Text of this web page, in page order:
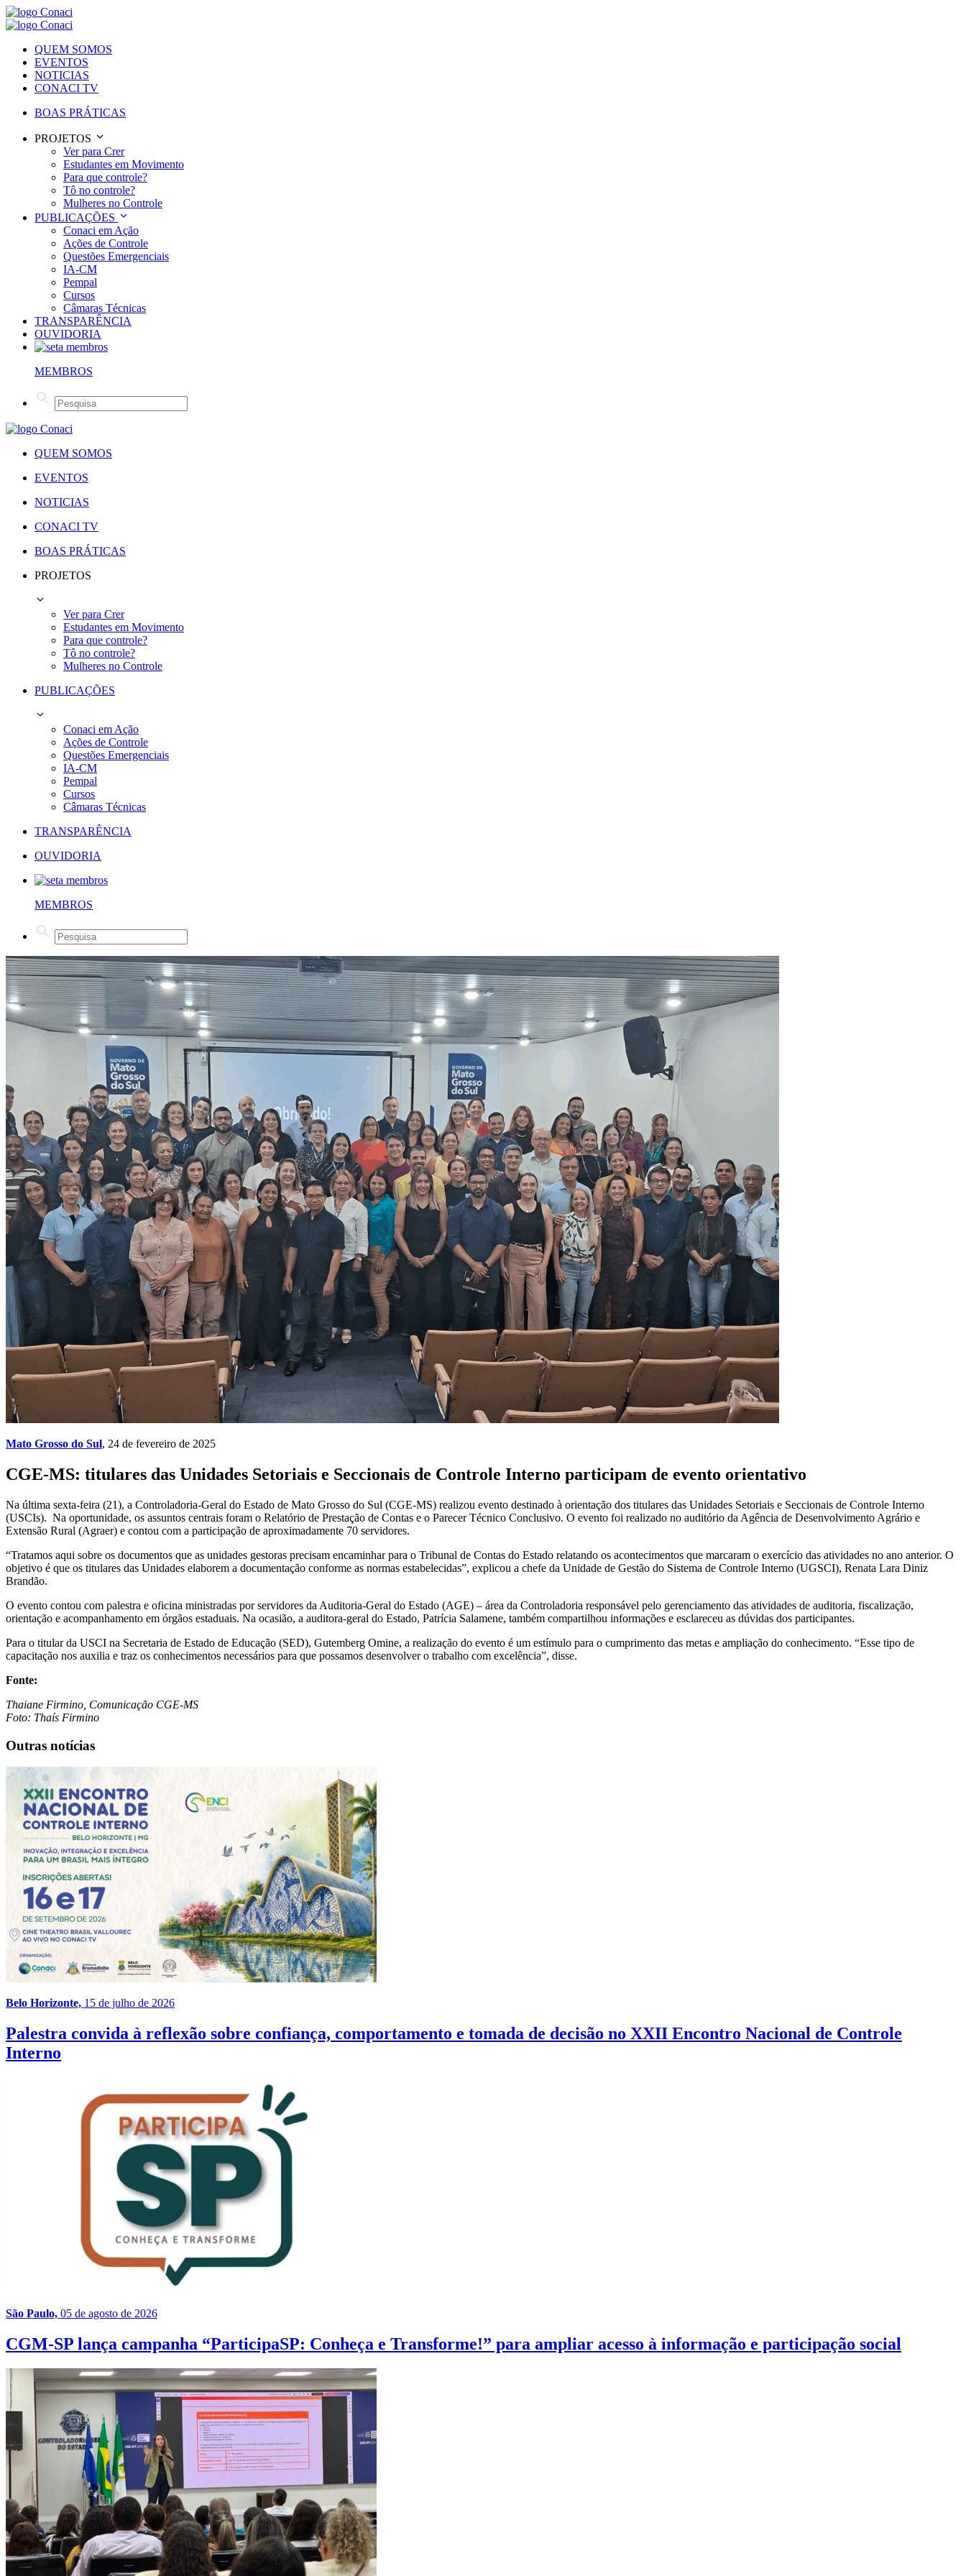
QUEM SOMOS
EVENTOS
NOTICIAS
CONACI TV
BOAS PRÁTICAS
PROJETOS
Ver para Crer
Estudantes em Movimento
Para que controle?
Tô no controle?
Mulheres no Controle
PUBLICAÇÕES
Conaci em Ação
Ações de Controle
Questões Emergenciais
IA-CM
Pempal
Cursos
Câmaras Técnicas
TRANSPARÊNCIA
OUVIDORIA
MEMBROS
QUEM SOMOS
EVENTOS
NOTICIAS
CONACI TV
BOAS PRÁTICAS
PROJETOS
Ver para Crer
Estudantes em Movimento
Para que controle?
Tô no controle?
Mulheres no Controle
PUBLICAÇÕES
Conaci em Ação
Ações de Controle
Questões Emergenciais
IA-CM
Pempal
Cursos
Câmaras Técnicas
TRANSPARÊNCIA
OUVIDORIA
MEMBROS
Mato Grosso do Sul, 24 de fevereiro de 2025
CGE-MS: titulares das Unidades Setoriais e Seccionais de Controle Interno participam de evento orientativo
Na última sexta-feira (21), a Controladoria-Geral do Estado de Mato Grosso do Sul (CGE-MS) realizou evento destinado à orientação dos titulares das Unidades Setoriais e Seccionais de Controle Interno
(USCIs). Na oportunidade, os assuntos centrais foram o Relatório de Prestação de Contas e o Parecer Técnico Conclusivo. O evento foi realizado no auditório da Agência de Desenvolvimento Agrário e
Extensão Rural (Agraer) e contou com a participação de aproximadamente 70 servidores.
“Tratamos aqui sobre os documentos que as unidades gestoras precisam encaminhar para o Tribunal de Contas do Estado relatando os acontecimentos que marcaram o exercício das atividades no ano anterior. O
objetivo é que os titulares das Unidades elaborem a documentação conforme as normas estabelecidas”, explicou a chefe da Unidade de Gestão do Sistema de Controle Interno (UGSCI), Renata Lara Diniz
Brandão.
O evento contou com palestra e oficina ministradas por servidores da Auditoria-Geral do Estado (AGE) – área da Controladoria responsável pelo gerenciamento das atividades de auditoria, fiscalização,
orientação e acompanhamento em órgãos estaduais. Na ocasião, a auditora-geral do Estado, Patrícia Salamene, também compartilhou informações e esclareceu as dúvidas dos participantes.
Para o titular da USCI na Secretaria de Estado de Educação (SED), Gutemberg Omine, a realização do evento é um estímulo para o cumprimento das metas e ampliação do conhecimento. “Esse tipo de
capacitação nos auxilia e traz os conhecimentos necessários para que possamos desenvolver o trabalho com excelência”, disse.
Fonte:
Thaiane Firmino, Comunicação CGE-MS
Foto: Thaís Firmino
Outras notícias
Belo Horizonte, 15 de julho de 2026
Palestra convida à reflexão sobre confiança, comportamento e tomada de decisão no XXII Encontro Nacional de Controle
Interno
São Paulo, 05 de agosto de 2026
CGM-SP lança campanha “ParticipaSP: Conheça e Transforme!” para ampliar acesso à informação e participação social